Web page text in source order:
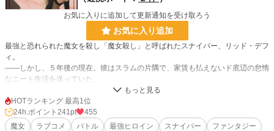
お気に入りに追加して更新通知を受け取ろう
お気に入り追加
最強と恐れられた魔女を殺し「魔女殺し」と呼ばれたスナイパー、リッド・デフ
ィ。
――しかし、５年後の現在。彼はスラムの片隅で、家賃も払えないド底辺の怠惰
なニート生活を送っていた。
そんな彼の元に、莫大な賞金を目当てにした殺し屋たちが迫る。
再び血煙が舞うかと思われたその瞬間、雨の中に現れたのは――ゴスロリ衣装に
身を包んだ、「魔女」クリム。
HOTランキング 最高1位
24h.ポイント 241pt
455
魔女
ラブコメ バトル 最強ヒロイン スナイパー
ファンタジー